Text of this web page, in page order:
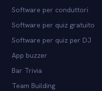
Software per conduttori
Software per quiz gratuito
Software per quiz per DJ
App buzzer
Bar Trivia
Team Building